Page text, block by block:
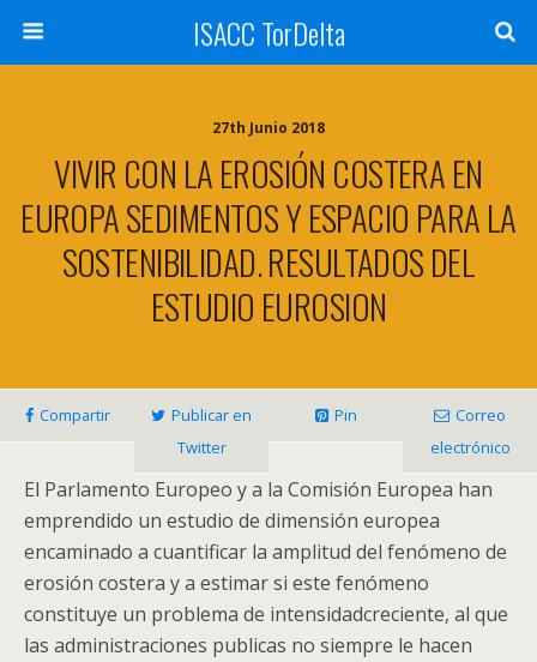
ISACC TorDelta
27th Junio 2018
VIVIR CON LA EROSIÓN COSTERA EN
EUROPA SEDIMENTOS Y ESPACIO PARA LA
SOSTENIBILIDAD. RESULTADOS DEL
ESTUDIO EUROSION
Compartir
Publicar en
Twitter
Pin
Correo
electrónico
El Parlamento Europeo y a la Comisión Europea han
emprendido un estudio de dimensión europea
encaminado a cuantificar la amplitud del fenómeno de
erosión costera y a estimar si este fenómeno
constituye un problema de intensidadcreciente, al que
las administraciones publicas no siempre le hacen